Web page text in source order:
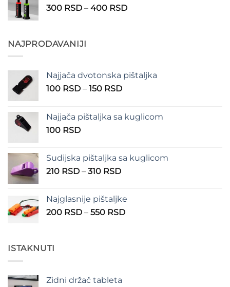
do
300 RSD – 400 RSDRaspon
NAJPRODAVANIJI
Najjača dvotonska pištaljka
100 RSD – 150 RSDRaspon
100 RSD
Najjača pištaljka sa kuglicom
100 RSD
Sudijska pištaljka sa kuglicom
210 RSD – 310 RSDRaspon
210 RSD
do
Najglasnije pištaljke
200 RSD – 550 RSDRaspon
ISTAKNUTI
Zidni držač tableta